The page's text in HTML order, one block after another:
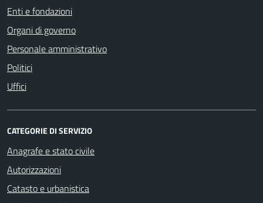
Enti e fondazioni
Organi di governo
Personale amministrativo
Politici
Uffici
CATEGORIE DI SERVIZIO
Anagrafe e stato civile
Autorizzazioni
Catasto e urbanistica